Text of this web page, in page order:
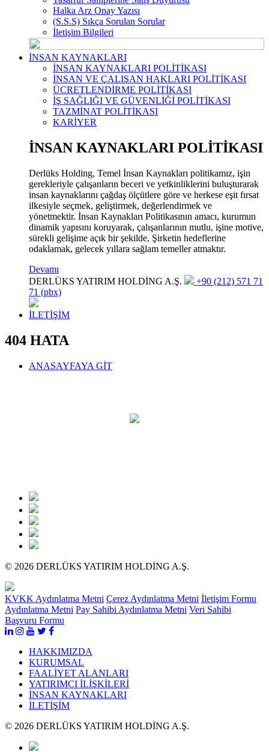
Halka Arz Onay Yazısı
(S.S.S) Sıkça Sorulan Sorular
İletişim Bilgileri
İNSAN KAYNAKLARI
İNSAN KAYNAKLARI POLİTİKASI
İNSAN VE ÇALIŞAN HAKLARI POLİTİKASI
ÜCRETLENDİRME POLİTİKASI
İŞ SAĞLIĞI VE GÜVENLİĞİ POLİTİKASI
TAZMİNAT POLİTİKASI
KARİYER
İNSAN KAYNAKLARI POLİTİKASI
Derlüks Holding, Temel İnsan Kaynakları politikamız, işin
gerekleriyle çalışanların beceri ve yetkinliklerini buluşturarak
insan kaynaklarını çağdaş ölçütlere göre ve herkese eşit fırsat
ilkesiyle seçmek, geliştirmek, değerlendirmek ve
yönetmektir. İnsan Kaynakları Politikasının amacı, kurumun
dinamik yapısını koruyarak, çalışanlarının mutlu, işine motive,
sürekli gelişime açık bir şekilde, Şirketin hedeflerine
odaklamak, gelecek yıllara sağlam temeller atmaktır.
Devamı
DERLÜKS YATIRIM HOLDİNG A.Ş.
+90 (212) 571 71
71 (pbx)
İLETİŞİM
404 HATA
ANASAYFAYA GİT
© 2026 DERLÜKS YATIRIM HOLDİNG A.Ş.
KVKK Aydınlatma Metni Çerez Aydınlatma Metni İletişim Formu
Aydınlatma Metni Pay Sahibi Aydınlatma Metni Veri Sahibi
Başvuru Formu
HAKKIMIZDA
KURUMSAL
FAALİYET ALANLARI
YATIRIMCI İLİŞKİLERİ
İNSAN KAYNAKLARI
İLETİŞİM
© 2026 DERLÜKS YATIRIM HOLDİNG A.Ş.